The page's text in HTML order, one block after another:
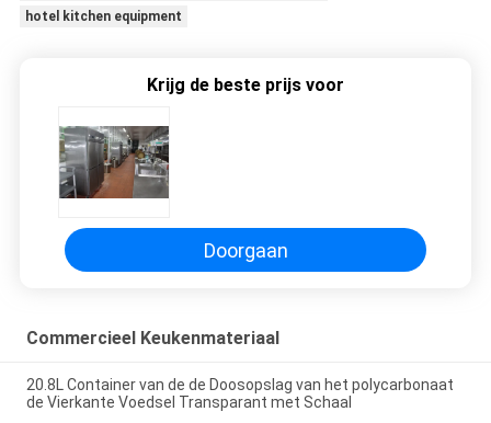
hotel kitchen equipment
Krijg de beste prijs voor
Doorgaan
Commercieel Keukenmateriaal
20.8L Container van de de Doosopslag van het polycarbonaat
de Vierkante Voedsel Transparant met Schaal